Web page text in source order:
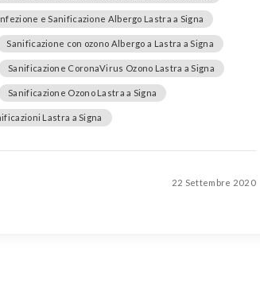
e Sanificazione Albergo Lastra a Signa
Sanificazione con ozono Albergo a Lastra a Signa
Sanificazione CoronaVirus Ozono Lastra a Signa
Sanificazione Ozono Lastra a Signa
Lastra a Signa
22 Settembre 2020